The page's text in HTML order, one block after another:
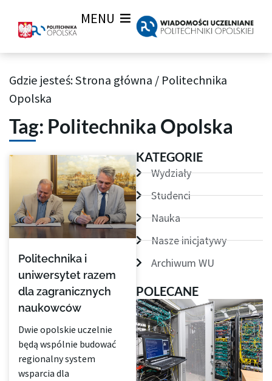
MENU
Archiwum Tagów aktualności Wiadomości uczelnianych
Gdzie jesteś:Strona główna / Politechnika
Opolska
Tag: Politechnika Opolska
Politechnika i
uniwersytet razem
dla zagranicznych
naukowców
Dwie opolskie uczelnie
będą wspólnie budować
regionalny system
wsparcia dla
StronaStronaStrona
Strona KATEGORIE
Wydziały
Studenci
Nauka
Nasze inicjatywy
Archiwum WU
POLECANE